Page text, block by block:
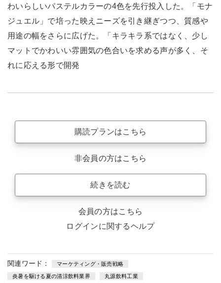
わいらしいパステルカラーの4色を先行投入した。「モナ
ジュエル」で培った映えニーズを引き継ぎつつ、質感や
用途の幅をさらに広げた。「キラキラ系ではなく、少し
マットでかわいい雰囲気の色合いを求める声が多く、そ
れに応える形で開発
購読プランはこちら
非会員の方はこちら
続きを読む
会員の方はこちら
ログインに関するヘルプ
関連ワード： マーケティング・販売戦略
炎暑を駆ける夏の清涼飲料業界 丸源飲料工業